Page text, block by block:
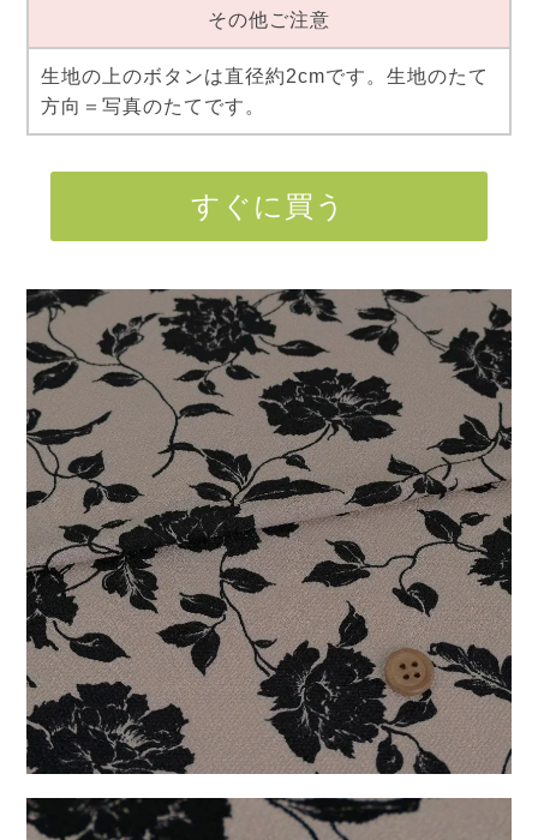
その他ご注意
生地の上のボタンは直径約2cmです。生地のたて
方向＝写真のたてです。
すぐに買う